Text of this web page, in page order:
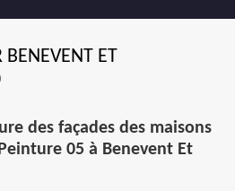
BENEVENT ET
des façades des maisons
05 à Benevent Et